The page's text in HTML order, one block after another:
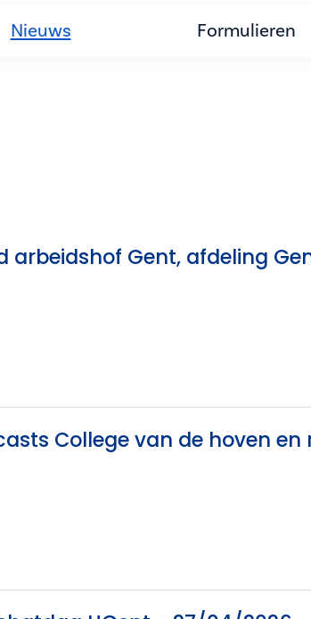
Nieuws Formulieren
arbeidshof Gent, afdeling
College van de hoven